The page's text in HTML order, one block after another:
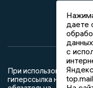
При использовании
гиперссылка на
даете
данных
с